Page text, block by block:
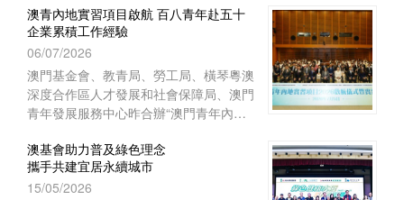
文化保育的關注。
澳青內地實習項目啟航 百八青年赴五十
企業累積工作經驗
06/07/2026
澳門基金會、教青局、勞工局、橫琴粵澳
深度合作區人才發展和社會保障局、澳門
青年發展服務中心昨合辦“澳門青年內地
訓”。
澳基會助力普及綠色理念
攜手共建宜居永續城市
15/05/2026